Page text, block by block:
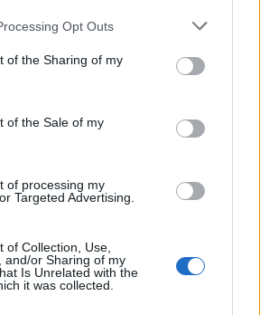
Opt Outs
of the Sharing of my
of the Sale of my
of processing my
Targeted Advertising.
of Collection, Use,
and/or Sharing of my
Is Unrelated with the
it was collected.
τους
πολιτική απορρήτου
X